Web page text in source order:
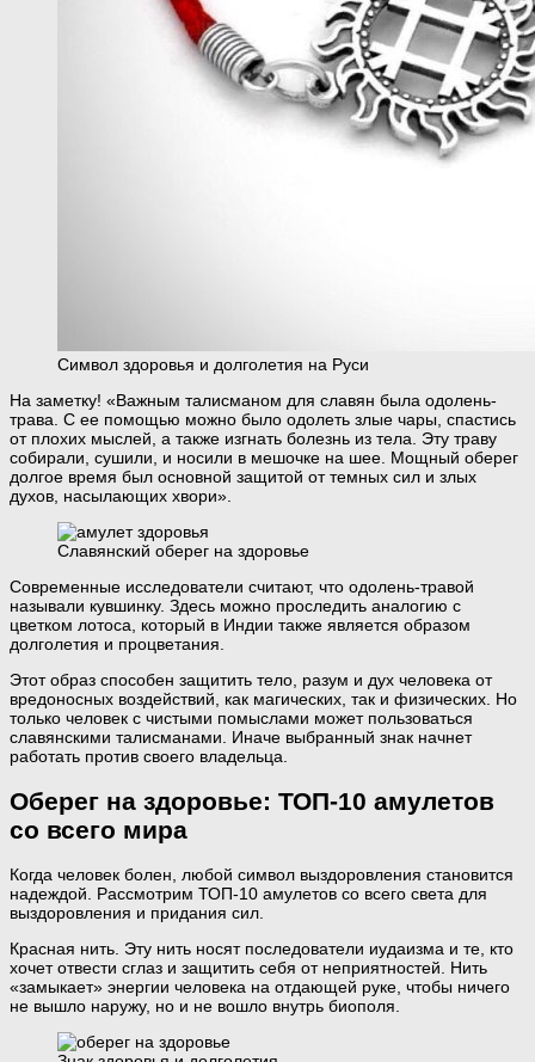
Символ здоровья и долголетия на Руси
На заметку! «Важным талисманом для славян была одолень-
трава. С ее помощью можно было одолеть злые чары, спастись
от плохих мыслей, а также изгнать болезнь из тела. Эту траву
собирали, сушили, и носили в мешочке на шее. Мощный оберег
долгое время был основной защитой от темных сил и злых
духов, насылающих хвори».
Славянский оберег на здоровье
Современные исследователи считают, что одолень-травой
называли кувшинку. Здесь можно проследить аналогию с
цветком лотоса, который в Индии также является образом
долголетия и процветания.
Этот образ способен защитить тело, разум и дух человека от
вредоносных воздействий, как магических, так и физических. Но
только человек с чистыми помыслами может пользоваться
славянскими талисманами. Иначе выбранный знак начнет
работать против своего владельца.
Оберег на здоровье: ТОП-10 амулетов
со всего мира
Когда человек болен, любой символ выздоровления становится
надеждой. Рассмотрим ТОП-10 амулетов со всего света для
выздоровления и придания сил.
Красная нить. Эту нить носят последователи иудаизма и те, кто
хочет отвести сглаз и защитить себя от неприятностей. Нить
«замыкает» энергии человека на отдающей руке, чтобы ничего
не вышло наружу, но и не вошло внутрь биополя.